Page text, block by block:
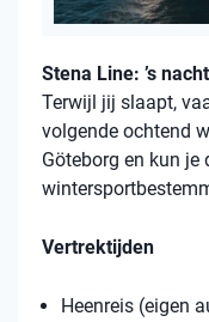
Stena Line: ’s
Terwijl jij slaapt,
volgende ochtend
Göteborg en kun je
Vertrektijden
Heenreis (eigen